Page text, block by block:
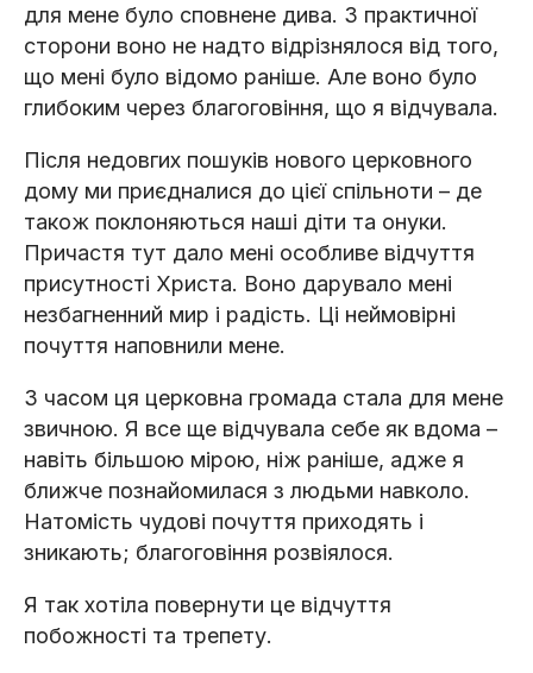
для мене було сповнене дива. З практичної
сторони воно не надто відрізнялося від того,
що мені було відомо раніше. Але воно було
глибоким через благоговіння, що я відчувала.
Після недовгих пошуків нового церковного
дому ми приєдналися до цієї спільноти – де
також поклоняються наші діти та онуки.
Причастя тут дало мені особливе відчуття
присутності Христа. Воно дарувало мені
незбагненний мир і радість. Ці неймовірні
почуття наповнили мене.
З часом ця церковна громада стала для мене
звичною. Я все ще відчувала себе як вдома –
навіть більшою мірою, ніж раніше, адже я
ближче познайомилася з людьми навколо.
Натомість чудові почуття приходять і
зникають; благоговіння розвіялося.
Я так хотіла повернути це відчуття
побожності та трепету.